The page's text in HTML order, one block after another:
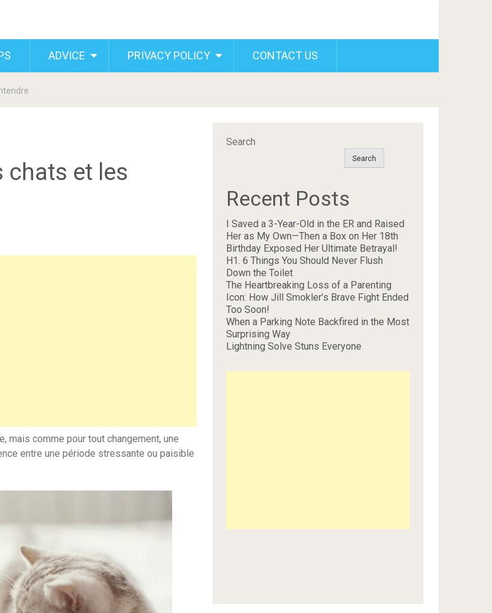
ADVICE PRIVACY POLICY CONTACT US
chats et les
mais comme pour tout changement, une
entre une période stressante ou paisible
Search
Search
Recent Posts
I Saved a 3-Year-Old in the ER and Raised
Her as My Own—Then a Box on Her 18th
Birthday Exposed Her Ultimate Betrayal!
H1. 6 Things You Should Never Flush
Down the Toilet
The Heartbreaking Loss of a Parenting
Icon: How Jill Smokler’s Brave Fight Ended
Too Soon!
When a Parking Note Backfired in the Most
Surprising Way
Lightning Solve Stuns Everyone